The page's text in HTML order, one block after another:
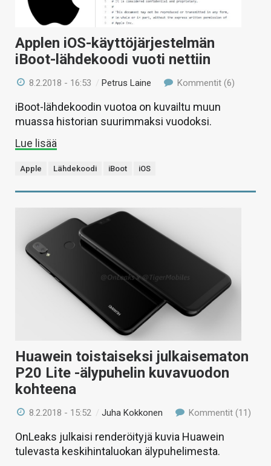
Applen iOS-käyttöjärjestelmän
iBoot-lähdekoodi vuoti nettiin
8.2.2018 - 16:53 / Petrus Laine Kommentit (6)
iBoot-lähdekoodin vuotoa on kuvailtu muun
muassa historian suurimmaksi vuodoksi.
Lue lisää
Apple Lähdekoodi iBoot iOS
Huawein toistaiseksi julkaisematon
P20 Lite -älypuhelin kuvavuodon
kohteena
8.2.2018 - 15:52 /Juha Kokkonen Kommentit (11)
OnLeaks julkaisi renderöityjä kuvia Huawein
tulevasta keskihintaluokan älypuhelimesta.